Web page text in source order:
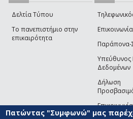
Δελτία Τύπου
Το πανεπιστήμιο στην
επικαιρότητα
Επικοινωνία
Παράπονα-
Υπεύθυνος
Δεδομένων
Δήλωση
Ανάπτυξης
Πατώντας "Συμφωνώ" μας